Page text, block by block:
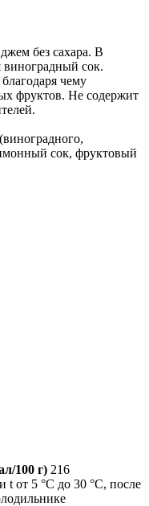
без сахара. В
виноградный сок.
чему
фруктов. Не содержит
сок, фруктовый
100 г) 216
t от 5 °С до 30 °С, после